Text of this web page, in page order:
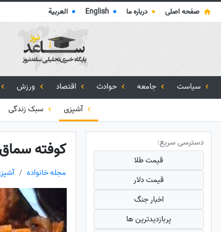
صفحه اصلی ● درباره ما ●
English
● العربية
سیاست جامعه حوادث اقتصاد ورزش
آشپزی
سبک زندگی
کوفته
مجله خانواده
دسترسی سریع:
قیمت طلا
قیمت دلار
اخبار جنگ
پربازدید‌ترین ها